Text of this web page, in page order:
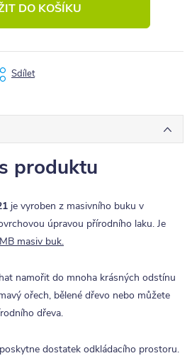
DO KOŠÍKU
Sdílet
produktu
je vyroben z masivního buku v
úpravou přírodního laku. Je
masiv buk.
namořit do mnoha krásných odstínu
ořech, bělené dřevo nebo můžete
dřeva.
dostatek odkládacího prostoru.